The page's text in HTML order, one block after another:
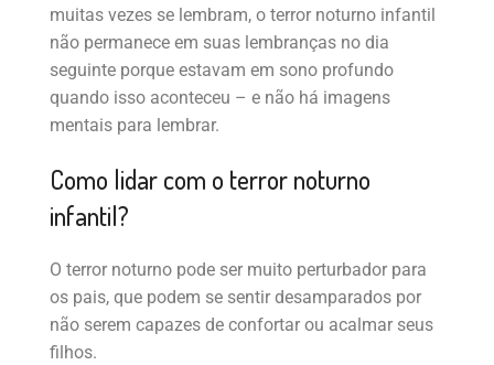
muitas vezes se lembram, o terror noturno infantil
não permanece em suas lembranças no dia
seguinte porque estavam em sono profundo
quando isso aconteceu – e não há imagens
mentais para lembrar.
Como lidar com o terror noturno
infantil?
O terror noturno pode ser muito perturbador para
os pais, que podem se sentir desamparados por
não serem capazes de confortar ou acalmar seus
filhos.